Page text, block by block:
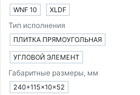
WNF 10 XLDF
Тип исполнения
ПЛИТКА ПРЯМОУГОЛЬНАЯ
УГЛОВОЙ ЭЛЕМЕНТ
Габаритные размеры, мм
240+115×10×52